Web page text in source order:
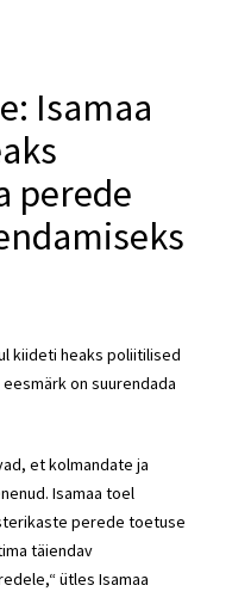
Isamaa
perede
kiideti heaks poliitilised
on suurendada
et kolmandate ja
Isamaa toel
perede toetuse
täiendav
ütles Isamaa